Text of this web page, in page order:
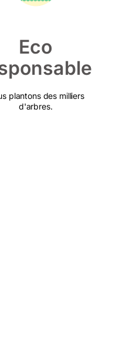
Eco
plantons des milliers
d'arbres.